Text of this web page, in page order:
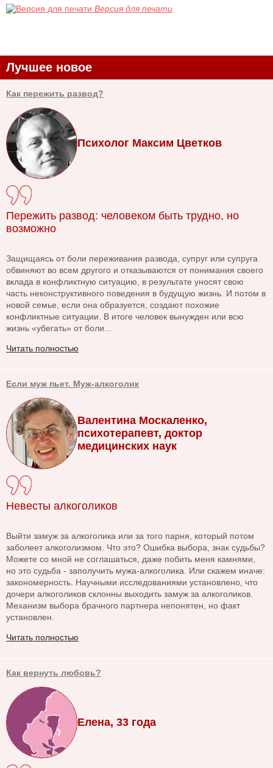
Версия для печати
Лучшее новое
Как пережить развод?
Психолог Максим Цветков
Пережить развод: человеком быть трудно, но
возможно
Защищаясь от боли переживания развода, супруг или супруга
обвиняют во всем другого и отказываются от понимания своего
вклада в конфликтную ситуацию, в результате уносят свою
часть неконструктивного поведения в будущую жизнь. И потом в
новой семье, если она образуется, создают похожие
конфликтные ситуации. В итоге человек вынужден или всю
жизнь «убегать» от боли...
Читать полностью
Если муж пьет. Муж-алкоголик
Валентина Москаленко,
психотерапевт, доктор
медицинских наук
Невесты алкоголиков
Выйти замуж за алкоголика или за того парня, который потом
заболеет алкоголизмом. Что это? Ошибка выбора, знак судьбы?
Можете со мной не соглашаться, даже побить меня камнями,
но это судьба - заполучить мужа-алкоголика. Или скажем иначе:
закономерность. Научными исследованиями установлено, что
дочери алкоголиков склонны выходить замуж за алкоголиков.
Механизм выбора брачного партнера непонятен, но факт
установлен.
Читать полностью
Как вернуть любовь?
Елена, 33 года